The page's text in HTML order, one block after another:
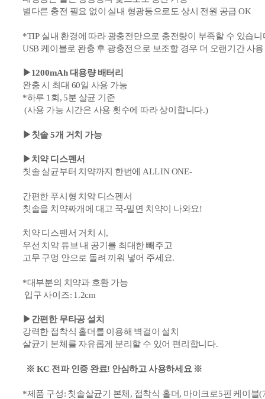
별다른 충전 필요 없이 실내 형광등으로도 상시 전원 공급 OK
*TIP 실내 환경에 따라 광충전만으로 충전량이 부족할 수 있습니
USB 케이블로 완충 후 광충전으로 보조할 경우 더 오랜기간 사
▶1200mAh 대용량 배터리
완충 시 최대 60일 사용 가능
*하루 1회, 5분 살균 기준
(사용 가능 시간은 사용 횟수에 따라 상이합니다.)
▶칫솔 5개 거치 가능
▶치약 디스펜서
칫솔 살균부터 치약까지 한번에 ALL IN ONE-
간편한 푸시형 치약 디스펜서
칫솔을 치약짜개에 대고 꾹-밀면 치약이 나와요!
치약 디스펜서 거치 시,
우선 치약튜브 내 공기를 최대한 빼주고
고무 구멍 안으로 돌려 끼워 넣어 주세요.
*대부분의 치약과 호환 가능
입구 사이즈: 1.2cm
▶간편한 무타공 설치
강력한 접착식 홀더를 이용해 벽걸이 설치
살균기 본체를 자유롭게 분리할 수 있어 편리합니다.
※ KC 전파 인증 완료! 안심하고 사용하세요 ※
*제품 구성: 칫솔살균기 본체, 접착식 홀더, 마이크로5핀 케이블